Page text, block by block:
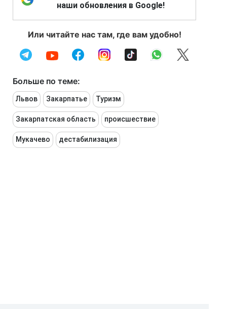
наши обновления в Google!
Или читайте нас там, где вам удобно!
Больше по теме:
Львов Закарпатье Туризм
Закарпатская область происшествие
Мукачево дестабилизация